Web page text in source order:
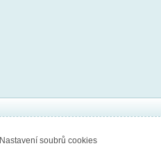
Nastavení soubrů cookies